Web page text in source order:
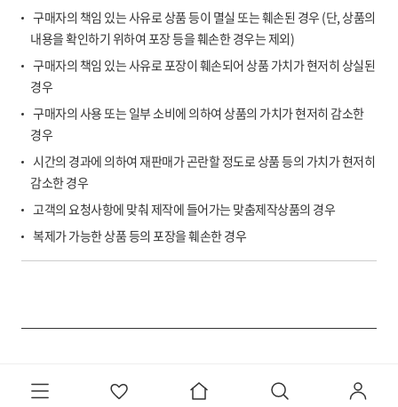
구매자의 책임 있는 사유로 상품 등이 멸실 또는 훼손된 경우 (단, 상품의
내용을 확인하기 위하여 포장 등을 훼손한 경우는 제외)
구매자의 책임 있는 사유로 포장이 훼손되어 상품 가치가 현저히 상실된
경우
구매자의 사용 또는 일부 소비에 의하여 상품의 가치가 현저히 감소한
경우
시간의 경과에 의하여 재판매가 곤란할 정도로 상품 등의 가치가 현저히
감소한 경우
고객의 요청사항에 맞춰 제작에 들어가는 맞춤제작상품의 경우
복제가 가능한 상품 등의 포장을 훼손한 경우